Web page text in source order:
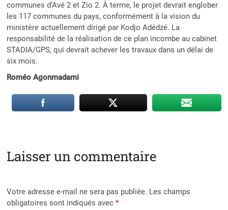
communes d’Avé 2 et Zio 2. À terme, le projet devrait englober
les 117 communes du pays, conformément à la vision du
ministère actuellement dirigé par Kodjo Adédzé. La
responsabilité de la réalisation de ce plan incombe au cabinet
STADIA/GPS, qui devrait achever les travaux dans un délai de
six mois.
Roméo Agonmadami
Laisser un commentaire
Votre adresse e-mail ne sera pas publiée. Les champs
obligatoires sont indiqués avec*